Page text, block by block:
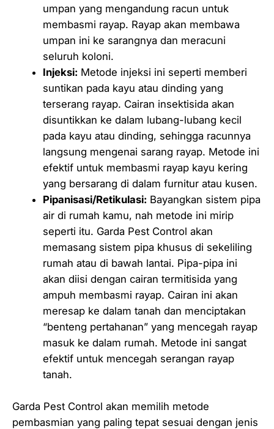
umpan yang mengandung racun untuk
membasmi rayap. Rayap akan membawa
umpan ini ke sarangnya dan meracuni
seluruh koloni.
Injeksi: Metode injeksi ini seperti memberi
suntikan pada kayu atau dinding yang
terserang rayap. Cairan insektisida akan
disuntikkan ke dalam lubang-lubang kecil
pada kayu atau dinding, sehingga racunnya
langsung mengenai sarang rayap. Metode ini
efektif untuk membasmi rayap kayu kering
yang bersarang di dalam furnitur atau kusen.
Pipanisasi/Retikulasi: Bayangkan sistem pipa
air di rumah kamu, nah metode ini mirip
seperti itu. Garda Pest Control akan
memasang sistem pipa khusus di sekeliling
rumah atau di bawah lantai. Pipa-pipa ini
akan diisi dengan cairan termitisida yang
ampuh membasmi rayap. Cairan ini akan
meresap ke dalam tanah dan menciptakan
“benteng pertahanan” yang mencegah rayap
masuk ke dalam rumah. Metode ini sangat
efektif untuk mencegah serangan rayap
tanah.
Garda Pest Control akan memilih metode
pembasmian yang paling tepat sesuai dengan jenis